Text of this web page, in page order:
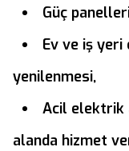
Güç
Ev ve iş
yenilenmesi,
Acil elektrik
alanda hizmet